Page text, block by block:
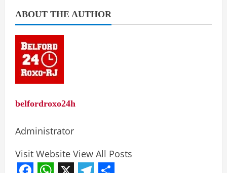
ABOUT THE AUTHOR
belfordroxo24h
Administrator
Visit Website View All Posts